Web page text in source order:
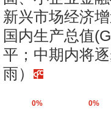
新兴市场经济
国内生产总值
平；中期内将
雨）
0% 0%